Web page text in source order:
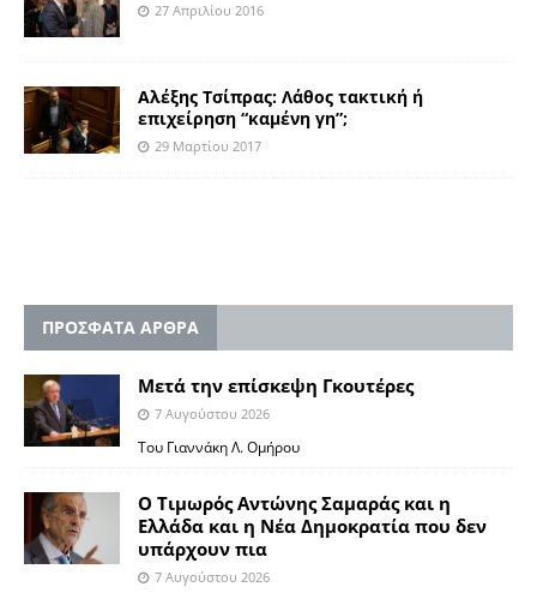
27 Απριλίου 2016
Αλέξης Τσίπρας: Λάθος τακτική ή
επιχείρηση “καμένη γη”;
29 Μαρτίου 2017
ΠΡΟΣΦΑΤΑ ΑΡΘΡΑ
Μετά την επίσκεψη Γκουτέρες
7 Αυγούστου 2026
Του Γιαννάκη Λ. Ομήρου
Ο Τιμωρός Αντώνης Σαμαράς και η
Ελλάδα και η Νέα Δημοκρατία που δεν
υπάρχουν πια
7 Αυγούστου 2026